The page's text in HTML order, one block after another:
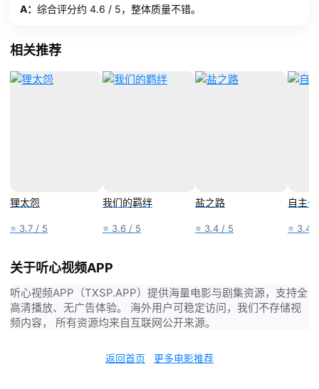
A： 综合评分约 4.6 / 5，整体质量不错。
相关推荐
狸太怨
⭐ 3.7 / 5
我们的羁绊
⭐ 3.6 / 5
盐之路
⭐ 3.4 / 5
自主
⭐ 3.4
关于听心视频APP
听心视频APP（TXSP.APP）提供海量电影与剧集资源，支持全
高清播放、无广告体验。 海外用户可稳定访问，我们不存储视
频内容， 所有资源均来自互联网公开来源。
返回首页 更多电影推荐